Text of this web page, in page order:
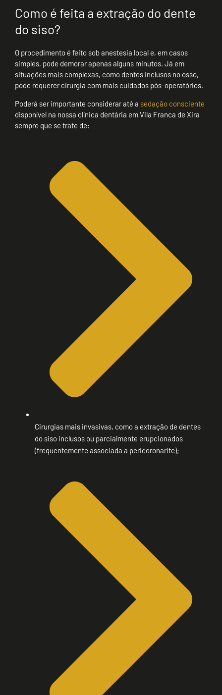
Como é feita a extração do dente
do siso?
O procedimento é feito sob anestesia local e, em casos
simples, pode demorar apenas alguns minutos. Já em
situações mais complexas, como dentes inclusos no osso,
pode requerer cirurgia com mais cuidados pós-operatórios.
Poderá ser importante considerar até a sedação consciente
disponível na nossa clínica dentária em Vila Franca de Xira
sempre que se trate de:
Cirurgias mais invasivas, como a extração de dentes
do siso inclusos ou parcialmente erupcionados
(frequentemente associada a pericoronarite);